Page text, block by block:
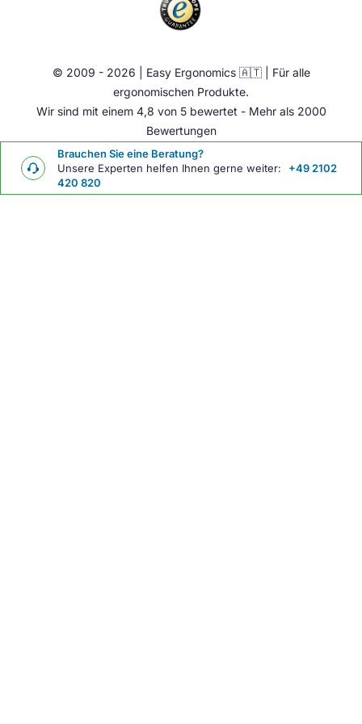
Brauchen Sie eine Beratung?
Unsere Experten helfen Ihnen gerne weiter:
+49 2102
420 820
Übrige
© 2009 - 2026 | Easy Ergonomics 🇦🇹 | Für alle
ergonomischen Produkte.
Wir sind mit einem 4,8 von 5 bewertet - Mehr als 2000
Bewertungen